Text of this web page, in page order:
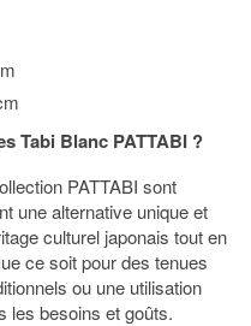
Tabi Blanc PATTABI ?
PATTABI sont
une alternative unique et
culturel japonais tout en
ce soit pour des tenues
ou une utilisation
les besoins et goûts.